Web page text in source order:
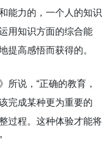
能力的，一个人的知识
用知识方面的综合能
提高感悟而获得的。
所说，“正确的教育，
完成某种更为重要的
过程。这种体验才能将